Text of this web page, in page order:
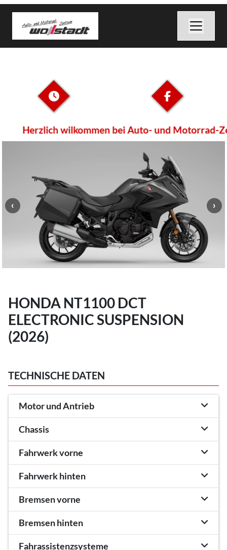
Herzlich wilkommen bei Auto- und Motorrad-
HONDA NT1100 DCT
ELECTRONIC SUSPENSION
(2026)
TECHNISCHE DATEN
Motor und Antrieb
Chassis
Fahrwerk vorne
Fahrwerk hinten
Bremsen vorne
Bremsen hinten
Fahrassistenzsysteme